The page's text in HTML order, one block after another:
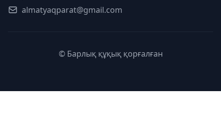
almatyaqparat@gmail.com
© Барлық құқық қорғалған